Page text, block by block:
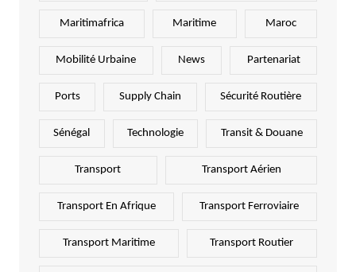
Maritimafrica Maritime Maroc
Mobilité Urbaine News Partenariat
Ports Supply Chain Sécurité Routière
Sénégal Technologie Transit & Douane
Transport Transport Aérien
Transport En Afrique Transport Ferroviaire
Transport Maritime Transport Routier